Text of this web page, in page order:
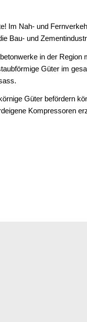
Im Nah- und
Bau- und
in der Region
Güter im
Güter befördern
Kompressoren